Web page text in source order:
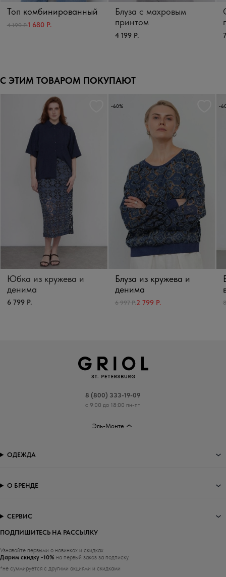
Топ комбинированный
4 199 Р.1 680 Р.
Блуза с махровым
принтом
4 199 Р.
С ЭТИМ ТОВАРОМ ПОКУПАЮТ
Юбка из кружева и
денима
6 799 Р.
-60%
Блуза из кружева и
денима
6 997 Р.2 799 Р.
-
8 (800) 333-19-09
с 9:00 до 18:00 пн-пт
Эль-Монте
ПОДПИШИТЕСЬ НА РАССЫЛКУ
Узнавайте первыми о новинках и скидках
Дарим скидку -10% на первый заказ за подписку.
*не суммируется с другими акциями и скидками
ОДЕЖДА
О БРЕНДЕ
СЕРВИС